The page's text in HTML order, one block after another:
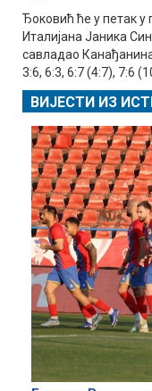
Ђоковић ће у петак
Италијана Јаника
савладао
3:6, 6:3, 6:7 (4:7), 7:6
ВИЈЕСТИ ИЗ